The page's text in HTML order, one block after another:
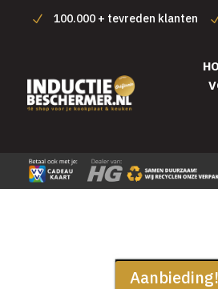
100.000 + tevreden klanten
Aanbieding!